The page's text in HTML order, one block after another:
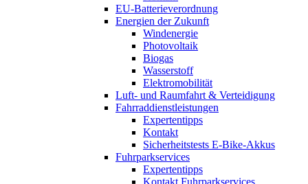
EU-Batterieverordnung
Energien der Zukunft
Windenergie
Photovoltaik
Biogas
Wasserstoff
Elektromobilität
Luft- und Raumfahrt & Verteidigung
Fahrraddienstleistungen
Expertentipps
Kontakt
Sicherheitstests E-Bike-Akkus
Fuhrparkservices
Expertentipps
Kontakt Fuhrparkservices